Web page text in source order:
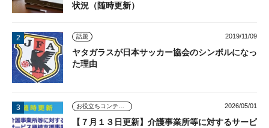
状況（随時更新）
話題 2019/11/09
ヤタガラスが日本サッカー協会のシンボルになっ
た理由
お役立ちコンテンツ 2026/05/01
【７月１３日更新】介護事業所等に対するサービ